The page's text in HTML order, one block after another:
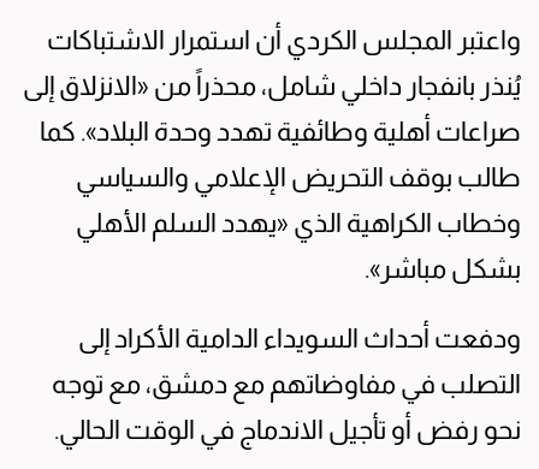
واعتبر المجلس الكردي أن استمرار الاشتباكات
يُنذر بانفجار داخلي شامل، محذراً من «الانزلاق إلى
صراعات أهلية وطائفية تهدد وحدة البلاد». كما
طالب بوقف التحريض الإعلامي والسياسي
وخطاب الكراهية الذي «يهدد السلم الأهلي
بشكل مباشر».
ودفعت أحداث السويداء الدامية الأكراد إلى
التصلب في مفاوضاتهم مع دمشق، مع توجه
نحو رفض أو تأجيل الاندماج في الوقت الحالي.